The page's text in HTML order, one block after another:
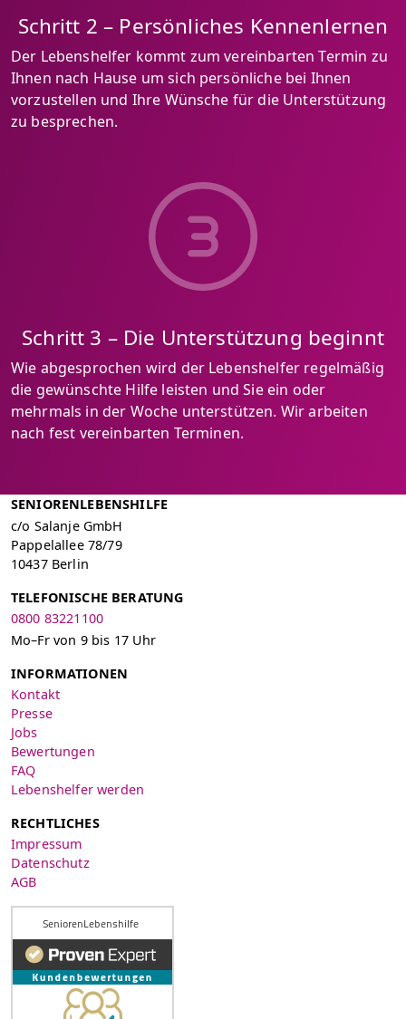
Schritt 2 – Persönliches Kennenlernen
Der Lebenshelfer kommt zum vereinbarten Termin zu
Ihnen nach Hause um sich persönliche bei Ihnen
vorzustellen und Ihre Wünsche für die Unterstützung
zu besprechen.
Schritt 3 – Die Unterstützung beginnt
Wie abgesprochen wird der Lebenshelfer regelmäßig
die gewünschte Hilfe leisten und Sie ein oder
mehrmals in der Woche unterstützen. Wir arbeiten
nach fest vereinbarten Terminen.
SENIORENLEBENSHILFE
c/o Salanje GmbH
Pappelallee 78/79
10437 Berlin
TELEFONISCHE BERATUNG
0800 83221100
Mo–Fr von 9 bis 17 Uhr
INFORMATIONEN
Kontakt
Presse
Jobs
Bewertungen
FAQ
Lebenshelfer werden
RECHTLICHES
Impressum
Datenschutz
AGB